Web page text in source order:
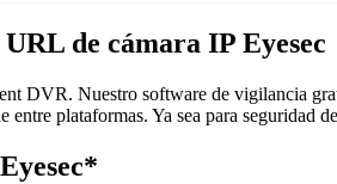
de cámara IP Eyesec
DVR. Nuestro software de vigilancia
plataformas. Ya sea para